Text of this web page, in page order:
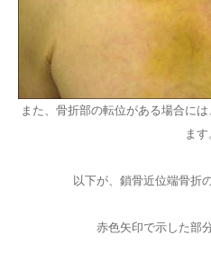
また、骨折部の転位がある場合に
ます
以下が、鎖骨近位端骨折
赤色矢印で示した部